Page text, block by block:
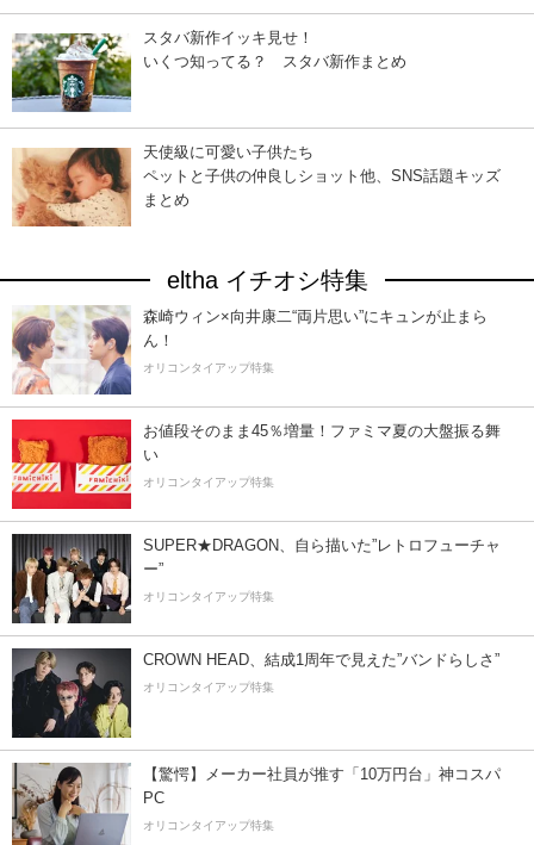
スタバ新作イッキ見せ！
いくつ知ってる？ スタバ新作まとめ
天使級に可愛い子供たち
ペットと子供の仲良しショット他、SNS話題キッズ
まとめ
eltha イチオシ特集
森崎ウィン×向井康二“両片思い”にキュンが止まら
ん！
オリコンタイアップ特集
お値段そのまま45％増量！ファミマ夏の大盤振る舞
い
オリコンタイアップ特集
SUPER★DRAGON、自ら描いた”レトロフューチャ
ー”
オリコンタイアップ特集
CROWN HEAD、結成1周年で見えた”バンドらしさ”
オリコンタイアップ特集
【驚愕】メーカー社員が推す「10万円台」神コスパ
PC
オリコンタイアップ特集